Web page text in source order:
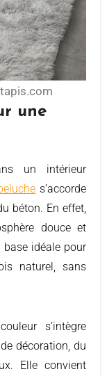
une
s’accorde
béton. En effet,
douce et
idéale pour
naturel, sans
s’intègre
décoration, du
Elle convient